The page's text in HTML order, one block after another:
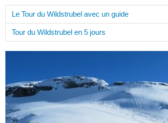
Le Tour du Wildstrubel avec un guide
Tour du Wildstrubel en 5 jours